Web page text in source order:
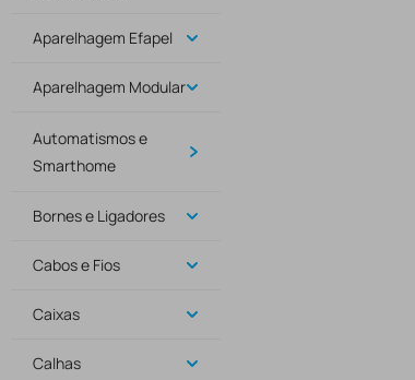
Aparelhagem Efapel
Aparelhagem Modular
Automatismos e
Smarthome
Bornes e Ligadores
Cabos e Fios
Caixas
Calhas